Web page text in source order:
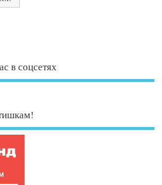
в соцсетях